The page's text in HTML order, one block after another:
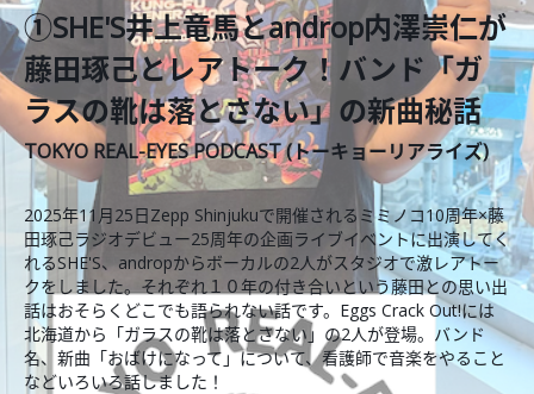
①SHE'S井上竜馬とandrop内澤崇仁が
藤田琢己とレアトーク！バンド「ガ
ラスの靴は落とさない」の新曲秘話
TOKYO REAL-EYES PODCAST (トーキョーリアライズ)
2025年11月25日Zepp Shinjukuで開催されるミミノコ10周年×藤
田琢己ラジオデビュー25周年の企画ライブイベントに出演してく
れるSHE'S、andropからボーカルの2人がスタジオで激レアトー
クをしました。それぞれ１０年の付き合いという藤田との思い出
話はおそらくどこでも語られない話です。Eggs Crack Out!には
北海道から「ガラスの靴は落とさない」の2人が登場。バンド
名、新曲「おばけになって」について、看護師で音楽をやること
などいろいろ話しました！